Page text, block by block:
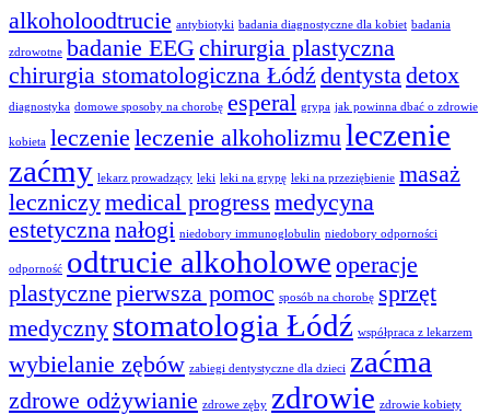
alkoholoodtrucie antybiotyki badania diagnostyczne dla kobiet badania
zdrowotne badanie EEGchirurgia plastyczna
chirurgia stomatologiczna Łódź dentystadetox
diagnostyka domowe sposoby na chorobę esperal grypa jak powinna dbać o zdrowie
kobieta leczenie leczenie alkoholizmuleczenie
zaćmy lekarz prowadzący leki leki na grypę leki na przeziębienie masaż
leczniczymedical progress medycyna
estetycznanałogi niedobory immunoglobulin niedobory odporności
odporność odtrucie alkoholowe operacje
plastyczne pierwsza pomoc sposób na chorobę sprzęt
medyczny stomatologia Łódź współpraca z lekarzem
wybielanie zębów zabiegi dentystyczne dla dzieci zaćma
zdrowe odżywianie zdrowe zęby zdrowie zdrowie kobiety